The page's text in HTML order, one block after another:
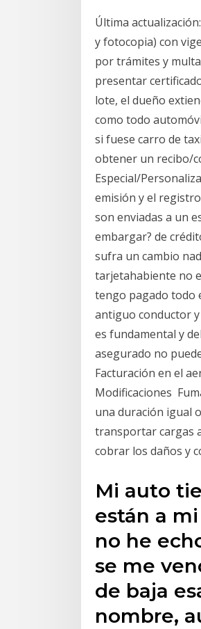
Última
y fotocopia) con
por trámites y
presentar
lote, el dueño
como todo
si fuese carro de
obtener un recibo/
Especial/
emisión y el
son enviadas a un
embargar? de
sufra un cambio
tarjetahabiente no
tengo pagado todo
antiguo conductor
es fundamental y
asegurado no
Facturación en el
Modificaciones
una duración igual
transportar cargas
cobrar los daños y
Mi auto
están a
no he
se me
de baja
nombre,